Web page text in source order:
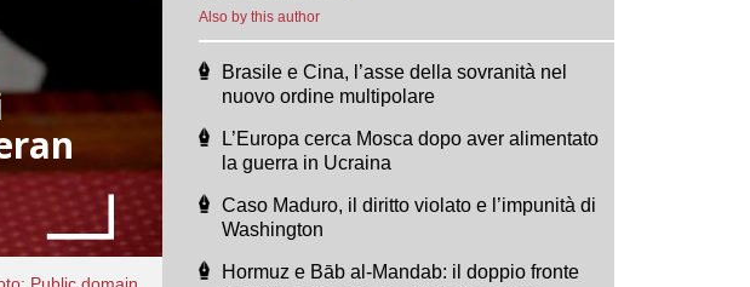
Also by this author
Brasile e Cina, l’asse della sovranità nel
nuovo ordine multipolare
L’Europa cerca Mosca dopo aver alimentato
la guerra in Ucraina
Caso Maduro, il diritto violato e l’impunità di
Washington
Hormuz e Bāb al-Mandab: il doppio fronte